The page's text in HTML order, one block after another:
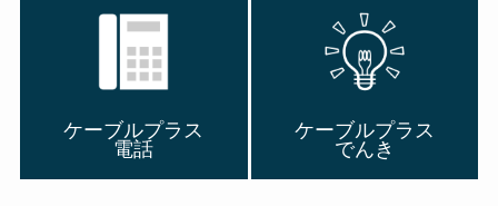
ケーブルプラス
電話
ケーブルプラス
でんき